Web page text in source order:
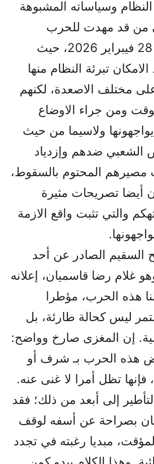
وسياساته المشبوهة
من قد مهدت للحرب
المندلعة في 28 فيبراير 2026، حيث
تبرئة النظام منها
مختلف الاصعدة، لکنهم
ومن جراء الاوضاع
ولاسيما من حيث
الشعبي ضدهم وإزدياد
مصيرهم المحتوم بالسقوط،
أيضا تصريحات مثيرة
والتي تثبت واقع الازمة
السقيم الصادر عن أحد
غلام رضا قاسمیان، إعلانه
هذه الحرب، مؤطرا
ليس كحالة طارئة، بل
إن المغزى صارخ وواضح:
هذه الحرب بـ شرف أو
فإنها تظل أمرا لا غنى عنه.
إلى أبعد من ذلك؛ فقد
بصراحة عن أسفه لوقف
مبديا رغبته في تجدد